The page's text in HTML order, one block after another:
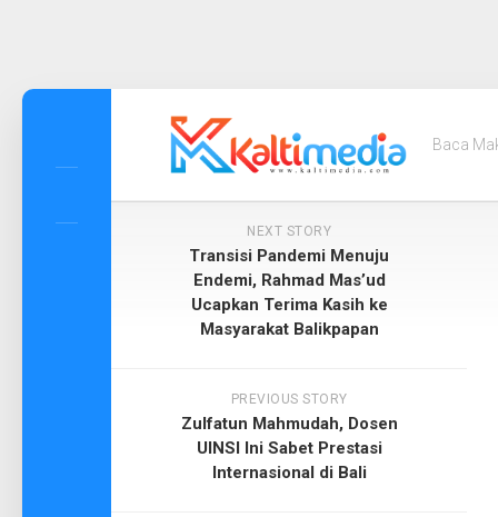
Skip
Baca
NEXT STORY
Transisi Pandemi Menuju
Endemi, Rahmad Mas’ud
Ucapkan Terima Kasih ke
Masyarakat Balikpapan
PREVIOUS STORY
Zulfatun Mahmudah, Dosen
UINSI Ini Sabet Prestasi
Internasional di Bali